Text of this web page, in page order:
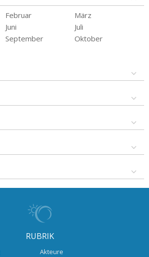
Februar
März
Juni
Juli
September
Oktober
RUBRIK
Akteure